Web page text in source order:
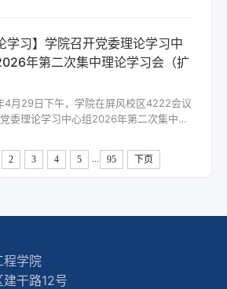
志发表的习近平总书记重要文章《在省部
领导干部学习贯彻党的二十届四中全会精
研讨班上的讲话》，会议强调，要坚持把
发展放到学校发展大局和区域经济社会
中去思考谋划，围绕学科建设、人才培
队伍、党建...
学习】学院召开党委理论学习中
年第二次集中理论学习会（扩
4月29日下午，学院在屏风校区4222会议
委理论学习中心组2026年第二次集中理
论学习中心组成员参加会议，院长助理
。会上，徐时同志首先带领大家深入学
2 3 4 5 95 下页
程学院
干路12号